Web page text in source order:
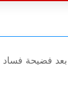
بعد فضيحة فساد